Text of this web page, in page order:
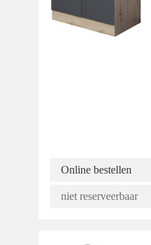
Online bestellen
niet reserveerbaar